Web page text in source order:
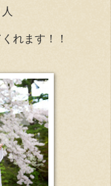
れます！！